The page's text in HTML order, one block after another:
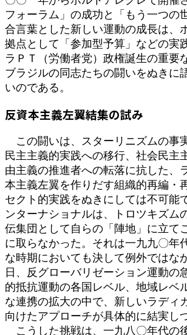
フォーラム」の成功と「もう一つの
合言葉とした新しい運動の成長は、
拠点として「参加型予算」などの実
ラＰＴ（労働者党）政権誕生の重要
ブラジルの同志たちの闘いをぬきに
いのである。
反資本主義左翼結集の試み
この闘いは、スターリニズムの事
民主主義的実践への移行、社会民主
由主義の推進者への転落に抗した、
本主義左翼を作りだす組織的再編・
セクト的実践をぬきにしては不可能
ンターナショナルは、トロツキズム
伝集団として自らの「陣地」に立て
に取らなかった。それは一九九〇年
な時期においても決して例外ではな
日、反グローバリゼーション運動の
的抵抗運動の各国レベル、地域レベ
な連携の拡大の中で、新しいラディ
向けたアプローチが具体的に結実し
こうした挑戦は、一九八〇年代の